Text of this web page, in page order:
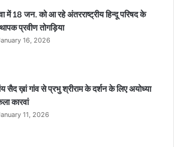
में 18 जन. को आ रहे अंतरराष्ट्रीय हिन्दू परिषद के
प्रवीण तोगड़िया
16, 2026
सैद ख़ां गांव से प्रभु श्रीराम के दर्शन के लिए अयोध्या
कारवां
11, 2026